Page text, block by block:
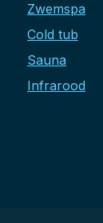
Zwemspa
Cold tub
Sauna
Infrarood